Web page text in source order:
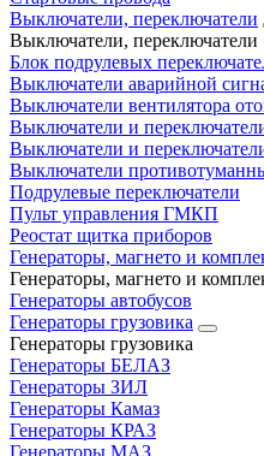
Выключатели, переключатели
Выключатели, переключатели
Блок подрулевых
Выключатели аварийной
Выключатели вентилятора
Выключатели и
Выключатели и
Выключатели
Подрулевые переключатели
Пульт управления ГМКП
Реостат щитка приборов
Генераторы, магнето и
Генераторы, магнето и
Генераторы автобусов
Генераторы грузовика
Генераторы грузовика
Генераторы БЕЛАЗ
Генераторы ЗИЛ
Генераторы Камаз
Генераторы КРАЗ